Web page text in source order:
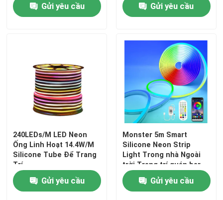
Gửi yêu cầu Gửi yêu cầu
240LEDs/M LED Neon
Ống Linh Hoạt 14.4W/M
Silicone Tube Để Trang
Trí
Gửi yêu cầu
Monster 5m Smart
Silicone Neon Strip
Light Trong nhà Ngoài
trời Trang trí quán bar
tại nhà 12V
Gửi yêu cầu